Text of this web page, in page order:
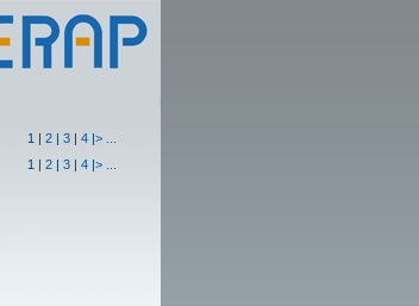
1 | 2| 3| 4|>
1 | 2| 3| 4|>